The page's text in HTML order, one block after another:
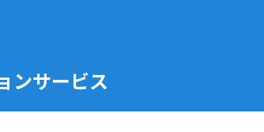
サービス